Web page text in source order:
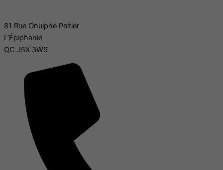
81 Rue Onulphe Peltier
L’Épiphanie
QC J5X 3W9